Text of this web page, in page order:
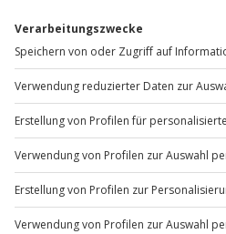
Gutschein gültig für 2
Mo-Fr: 9-17 Uhr
b2b@jochen-schweizer.de
www.b2b.jochen-
Artikelnummer:46435